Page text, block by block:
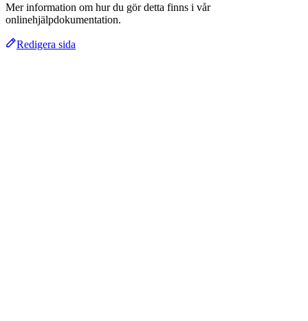
Mer information om hur du gör detta finns i vår
onlinehjälpdokumentation.
Redigera sida